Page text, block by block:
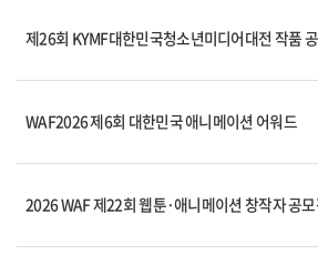
제26회 KYMF대한민국청소년미디어대전 작품
WAF2026 제6회 대한민국 애니메이션 어워드
2026 WAF 제22회 웹툰·애니메이션 창작자 공